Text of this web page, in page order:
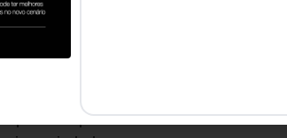
mulheres possam ocupar os
a discussão deixe de ser quantas
apenas quem está mais preparada
para construir um Brasil